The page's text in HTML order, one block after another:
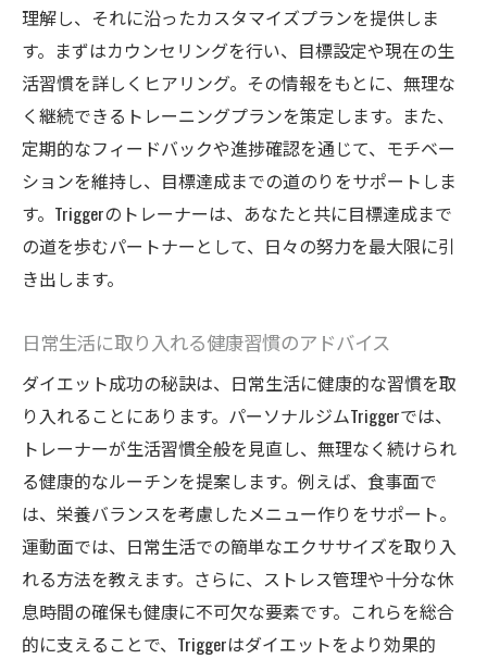
理解し、それに沿ったカスタマイズプランを提供しま
す。まずはカウンセリングを行い、目標設定や現在の生
活習慣を詳しくヒアリング。その情報をもとに、無理な
く継続できるトレーニングプランを策定します。また、
定期的なフィードバックや進捗確認を通じて、モチベー
ションを維持し、目標達成までの道のりをサポートしま
す。Triggerのトレーナーは、あなたと共に目標達成まで
の道を歩むパートナーとして、日々の努力を最大限に引
き出します。
日常生活に取り入れる健康習慣のアドバイス
ダイエット成功の秘訣は、日常生活に健康的な習慣を取
り入れることにあります。パーソナルジムTriggerでは、
トレーナーが生活習慣全般を見直し、無理なく続けられ
る健康的なルーチンを提案します。例えば、食事面で
は、栄養バランスを考慮したメニュー作りをサポート。
運動面では、日常生活での簡単なエクササイズを取り入
れる方法を教えます。さらに、ストレス管理や十分な休
息時間の確保も健康に不可欠な要素です。これらを総合
的に支えることで、Triggerはダイエットをより効果的